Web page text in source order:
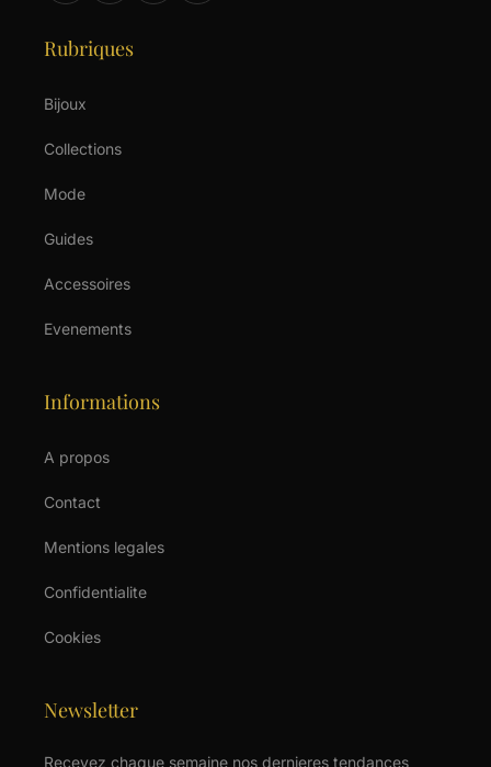
Rubriques
Bijoux
Collections
Mode
Guides
Accessoires
Evenements
Informations
A propos
Contact
Mentions legales
Confidentialite
Cookies
Newsletter
Recevez chaque semaine nos dernieres tendances